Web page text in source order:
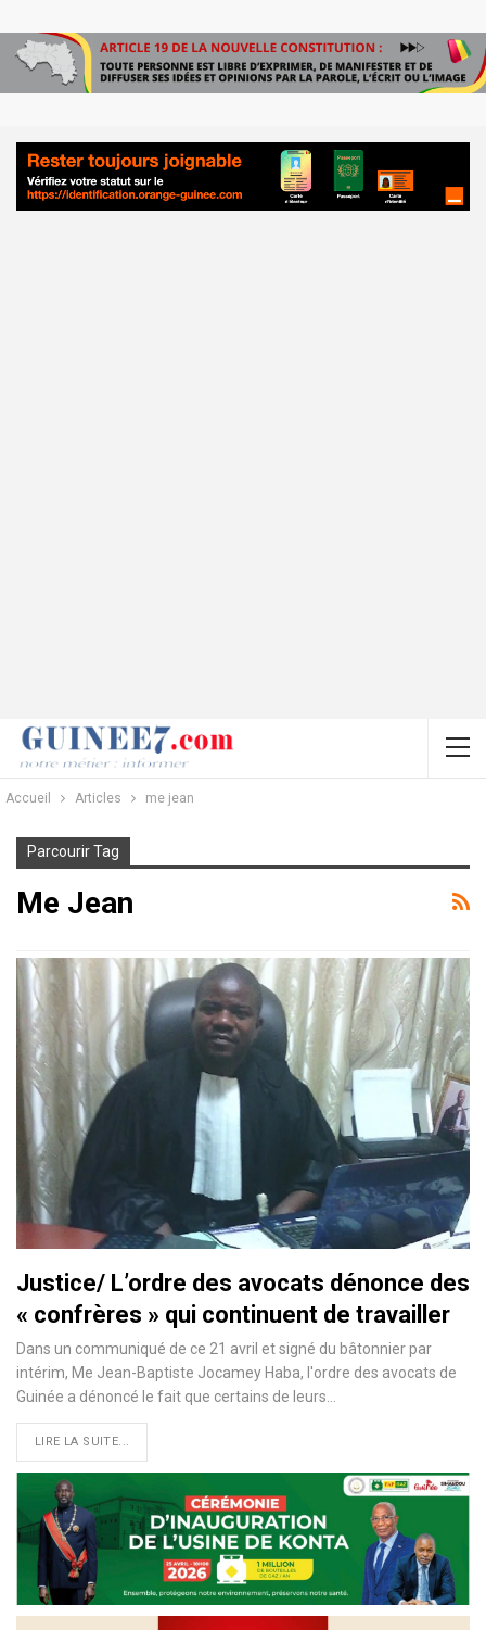
Accueil Articles me jean
Parcourir Tag
Me Jean
Justice/ L’ordre des avocats dénonce des
« confrères » qui continuent de travailler
Dans un communiqué de ce 21 avril et signé du bâtonnier par
intérim, Me Jean-Baptiste Jocamey Haba, l'ordre des avocats de
Guinée a dénoncé le fait que certains de leurs
LIRE LA SUITE...